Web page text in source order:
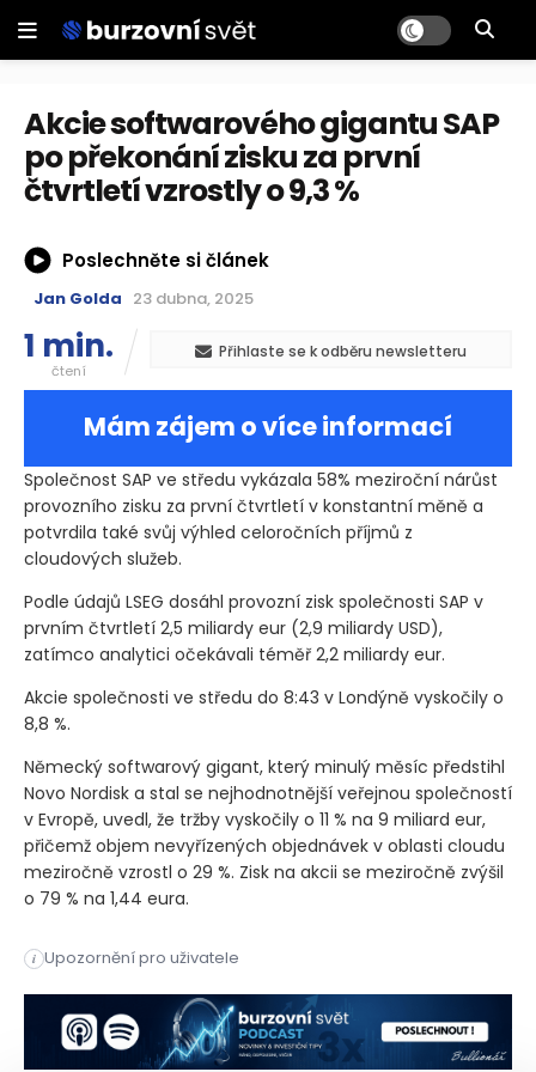
Akcie softwarového gigantu SAP
po překonání zisku za první
čtvrtletí vzrostly o 9,3 %
Poslechněte si článek
Jan Golda 23 dubna, 2025
1 min.
čtení
Přihlaste se k odběru newsletteru
Mám zájem o více informací
Společnost SAP ve středu vykázala 58% meziroční nárůst
provozního zisku za první čtvrtletí v konstantní měně a
potvrdila také svůj výhled celoročních příjmů z
cloudových služeb.
Podle údajů LSEG dosáhl provozní zisk společnosti SAP v
prvním čtvrtletí 2,5 miliardy eur (2,9 miliardy USD),
zatímco analytici očekávali téměř 2,2 miliardy eur.
Akcie společnosti ve středu do 8:43 v Londýně vyskočily o
8,8 %.
Německý softwarový gigant, který minulý měsíc předstihl
Novo Nordisk a stal se nejhodnotnější veřejnou společností
v Evropě, uvedl, že tržby vyskočily o 11 % na 9 miliard eur,
přičemž objem nevyřízených objednávek v oblasti cloudu
meziročně vzrostl o 29 %. Zisk na akcii se meziročně zvýšil
o 79 % na 1,44 eura.
i Upozornění pro uživatele
Společnost SAP ve středu vykázala 58% meziroční nárůst